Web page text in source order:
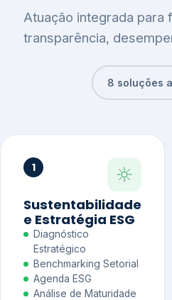
Atuação integrada para
transparência,
8 soluções
1
Sustentabilidade
e Estratégia ESG
Diagnóstico
Estratégico
Benchmarking Setorial
Agenda ESG
Análise de Maturidade